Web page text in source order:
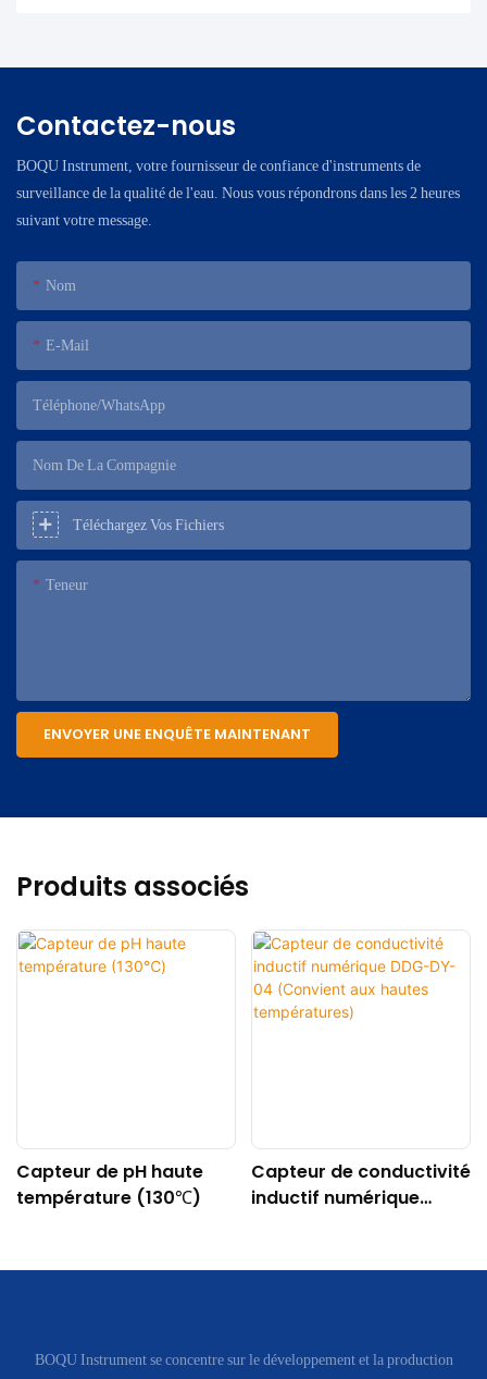
Contactez-nous
BOQU Instrument, votre fournisseur de confiance d'instruments de
surveillance de la qualité de l'eau. Nous vous répondrons dans les 2 heures
suivant votre message.
Nom
E-Mail
Téléphone/WhatsApp
Nom De La Compagnie
Téléchargez Vos Fichiers
Teneur
ENVOYER UNE ENQUÊTE MAINTENANT
Produits associés
Capteur de pH haute
température (130℃)
Capteur de conductivité
inductif numérique
températures)
BOQU Instrument se concentre sur le développement et la production